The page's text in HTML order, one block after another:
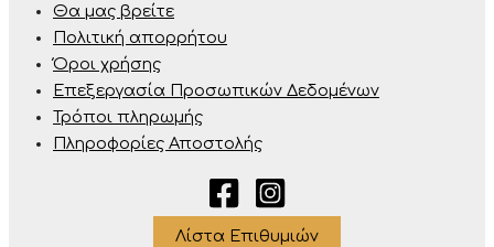
Θα μας βρείτε
Πολιτική απορρήτου
Όροι χρήσης
Επεξεργασία Προσωπικών Δεδομένων
Τρόποι πληρωμής
Πληροφορίες Αποστολής
Λίστα Επιθυμιών